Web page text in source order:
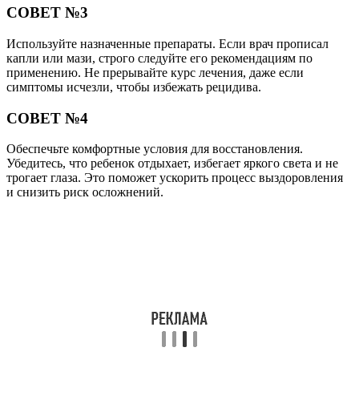
СОВЕТ №3
Используйте назначенные препараты. Если врач прописал
капли или мази, строго следуйте его рекомендациям по
применению. Не прерывайте курс лечения, даже если
симптомы исчезли, чтобы избежать рецидива.
СОВЕТ №4
Обеспечьте комфортные условия для восстановления.
Убедитесь, что ребенок отдыхает, избегает яркого света и не
трогает глаза. Это поможет ускорить процесс выздоровления
и снизить риск осложнений.